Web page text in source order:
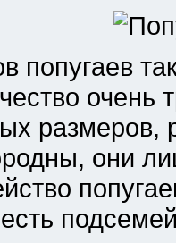
попугаев
очень
размеров,
они